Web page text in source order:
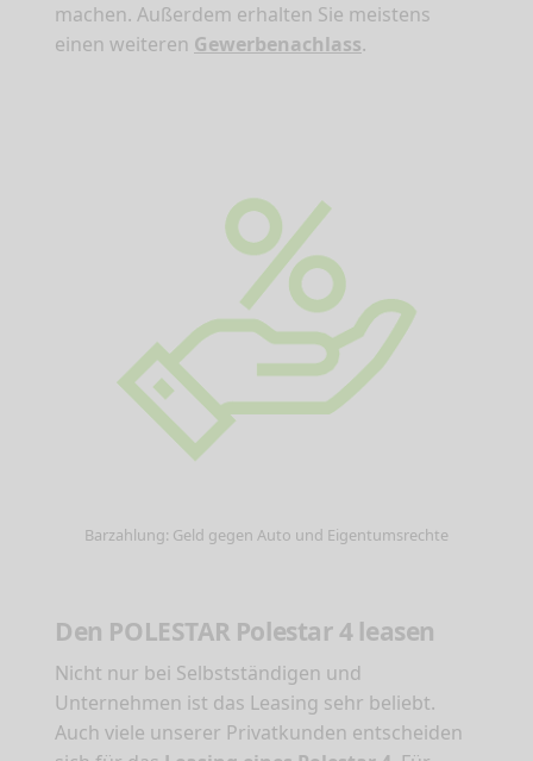
machen. Außerdem erhalten Sie meistens
einen weiteren Gewerbenachlass.
Barzahlung: Geld gegen Auto und Eigentumsrechte
Den POLESTAR Polestar 4 leasen
Nicht nur bei Selbstständigen und
Unternehmen ist das Leasing sehr beliebt.
Auch viele unserer Privatkunden entscheiden